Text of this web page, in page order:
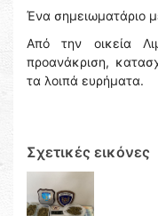
Ένα σημειωματάριο
Από την οικεία
προανάκριση,
τα λοιπά ευρήματα.
Σχετικές εικόνες